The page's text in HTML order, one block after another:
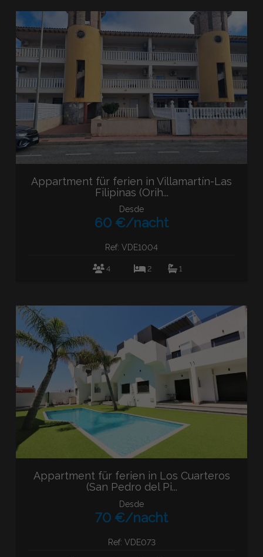
Appartment für ferien in Villamartín-Las
Filipinas (Orih...
Desde
60 €/nacht
Ref: VDE1004
4 2 1
Appartment für ferien in Los Cuarteros
(San Pedro del Pi...
Desde
70 €/nacht
Ref: VDE073